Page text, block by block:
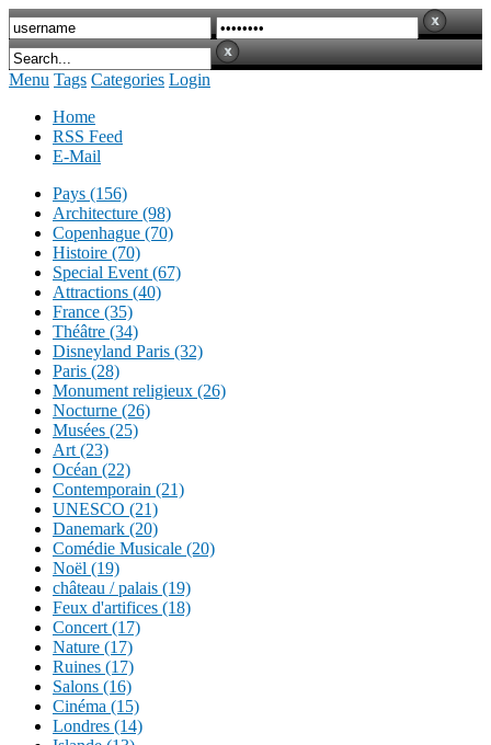
Menu Tags Categories Login
Home
RSS Feed
E-Mail
Pays (156)
Architecture (98)
Copenhague (70)
Histoire (70)
Special Event (67)
Attractions (40)
France (35)
Théâtre (34)
Disneyland Paris (32)
Paris (28)
Monument religieux (26)
Nocturne (26)
Musées (25)
Art (23)
Océan (22)
Contemporain (21)
UNESCO (21)
Danemark (20)
Comédie Musicale (20)
Noël (19)
château / palais (19)
Feux d'artifices (18)
Concert (17)
Nature (17)
Ruines (17)
Salons (16)
Cinéma (15)
Londres (14)